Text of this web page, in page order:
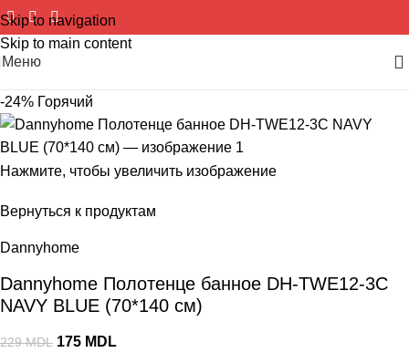
Skip to navigation
Skip to main content
Меню
-24% Горячий
Нажмите, чтобы увеличить изображение
Вернуться к продуктам
Dannyhome
Dannyhome Полотенце банное DH-TWE12-3C
NAVY BLUE (70*140 см)
229MDL 175 MDL